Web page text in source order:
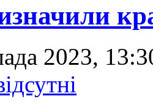
2023,